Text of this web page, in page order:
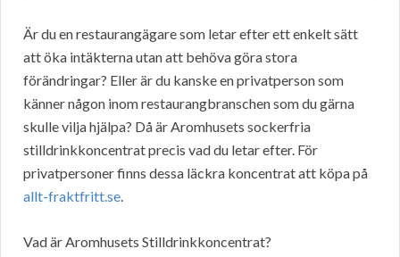
Är du en restaurangägare som letar efter ett enkelt sätt
att öka intäkterna utan att behöva göra stora
förändringar? Eller är du kanske en privatperson som
känner någon inom restaurangbranschen som du gärna
skulle vilja hjälpa? Då är Aromhusets sockerfria
stilldrinkkoncentrat precis vad du letar efter. För
privatpersoner finns dessa läckra koncentrat att köpa på
allt-fraktfritt.se.
Vad är Aromhusets Stilldrinkkoncentrat?